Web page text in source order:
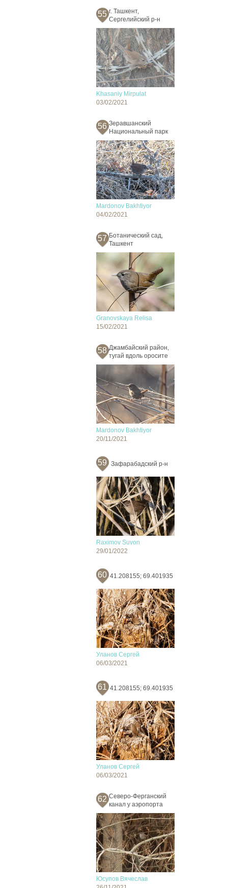
55 г. Ташкент,
Сергелийский р-н
Khasaniy Mirpulat
03/02/2021
56 Зеравшанский
Национальный парк
Mardonov Bakhtiyor
04/02/2021
57 Ботанический сад,
Ташкент
Granovskaya Relisa
15/02/2021
58 Джамбайский район,
тугай вдоль оросите
Mardonov Bakhtiyor
20/11/2021
59 Зафарабадский р-н
Raximov Suvon
29/01/2022
60 41.208155; 69.401935
Уланов Сергей
06/03/2021
61 41.208155; 69.401935
Уланов Сергей
06/03/2021
62 Северо-Ферганский
канал у аэропорта
Юсупов Вячеслав